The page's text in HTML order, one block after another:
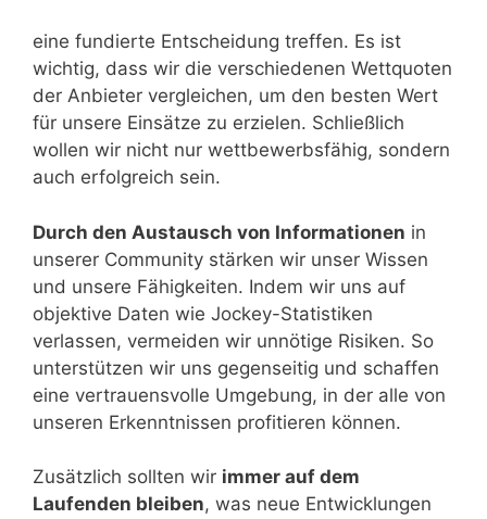
eine fundierte Entscheidung treffen. Es ist
wichtig, dass wir die verschiedenen Wettquoten
der Anbieter vergleichen, um den besten Wert
für unsere Einsätze zu erzielen. Schließlich
wollen wir nicht nur wettbewerbsfähig, sondern
auch erfolgreich sein.
Durch den Austausch von Informationen in
unserer Community stärken wir unser Wissen
und unsere Fähigkeiten. Indem wir uns auf
objektive Daten wie Jockey-Statistiken
verlassen, vermeiden wir unnötige Risiken. So
unterstützen wir uns gegenseitig und schaffen
eine vertrauensvolle Umgebung, in der alle von
unseren Erkenntnissen profitieren können.
Zusätzlich sollten wir immer auf dem
Laufenden bleiben, was neue Entwicklungen